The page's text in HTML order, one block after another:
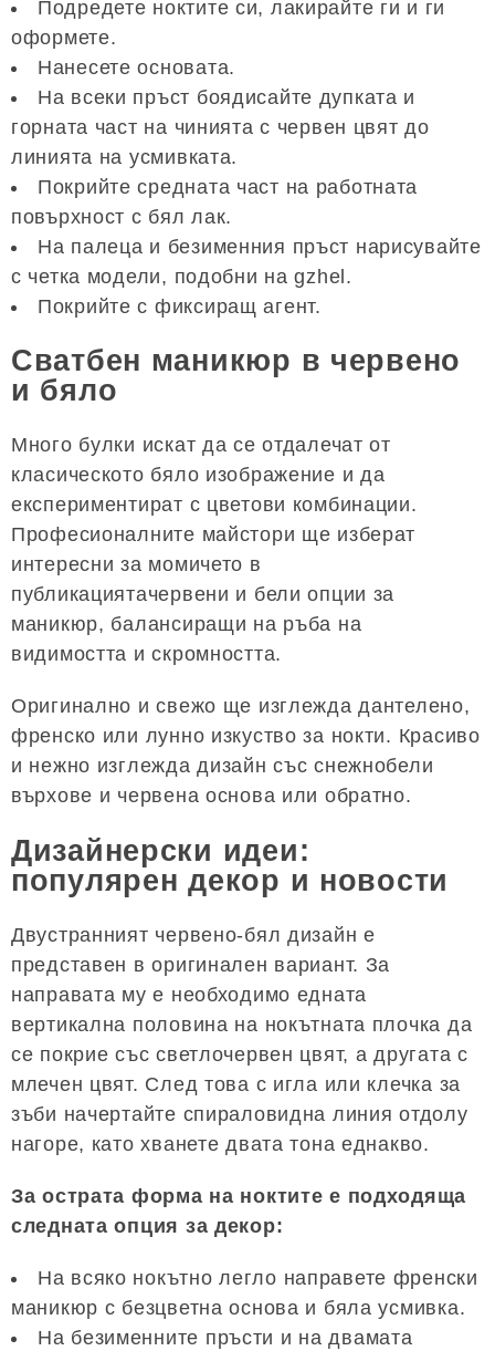
Подредете ноктите си, лакирайте ги и ги
оформете.
Нанесете основата.
На всеки пръст боядисайте дупката и
горната част на чинията с червен цвят до
линията на усмивката.
Покрийте средната част на работната
повърхност с бял лак.
На палеца и безименния пръст нарисувайте
с четка модели, подобни на gzhel.
Покрийте с фиксиращ агент.
Сватбен маникюр в червено
и бяло
Много булки искат да се отдалечат от
класическото бяло изображение и да
експериментират с цветови комбинации.
Професионалните майстори ще изберат
интересни за момичето в
публикациятачервени и бели опции за
маникюр, балансиращи на ръба на
видимостта и скромността.
Оригинално и свежо ще изглежда дантелено,
френско или лунно изкуство за нокти. Красиво
и нежно изглежда дизайн със снежнобели
върхове и червена основа или обратно.
Дизайнерски идеи:
популярен декор и новости
Двустранният червено-бял дизайн е
представен в оригинален вариант. За
направата му е необходимо едната
вертикална половина на нокътната плочка да
се покрие със светлочервен цвят, а другата с
млечен цвят. След това с игла или клечка за
зъби начертайте спираловидна линия отдолу
нагоре, като хванете двата тона еднакво.
За острата форма на ноктите е подходяща
следната опция за декор:
На всяко нокътно легло направете френски
маникюр с безцветна основа и бяла усмивка.
На безименните пръсти и на двамата